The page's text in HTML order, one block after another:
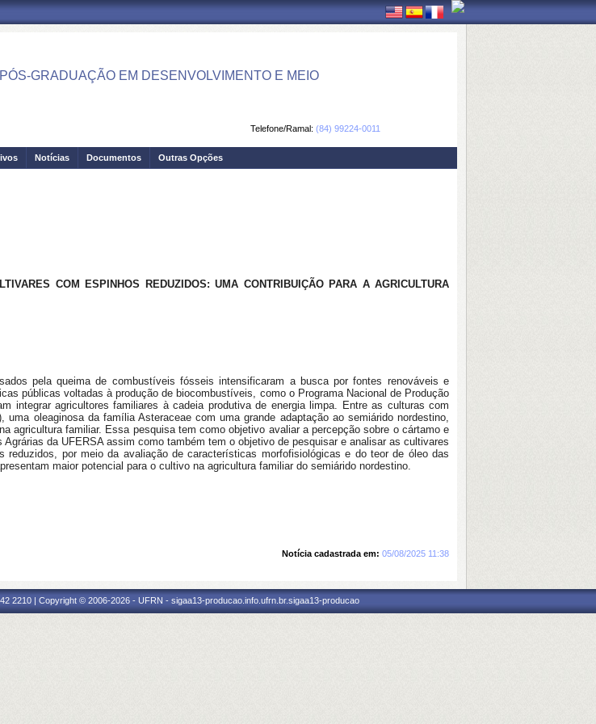
GRADUAÇÃO EM DESENVOLVIMENTO E MEIO
Telefone/Ramal: (84) 99224-0011
Notícias Documentos Outras Opções
COM ESPINHOS REDUZIDOS: UMA CONTRIBUIÇÃO PARA A AGRICULTURA
pela queima de combustíveis fósseis intensificaram a busca por fontes renováveis e
públicas voltadas à produção de biocombustíveis, como o Programa Nacional de Produção
integrar agricultores familiares à cadeia produtiva de energia limpa. Entre as culturas com
uma oleaginosa da família Asteraceae com uma grande adaptação ao semiárido nordestino,
agricultura familiar. Essa pesquisa tem como objetivo avaliar a percepção sobre o cártamo e
da UFERSA assim como também tem o objetivo de pesquisar e analisar as cultivares
por meio da avaliação de características morfofisiológicas e do teor de óleo das
maior potencial para o cultivo na agricultura familiar do semiárido nordestino.
Notícia cadastrada em: 05/08/2025 11:38
2210 | Copyright © 2006-2026 - UFRN - sigaa13-producao.info.ufrn.br.sigaa13-producao